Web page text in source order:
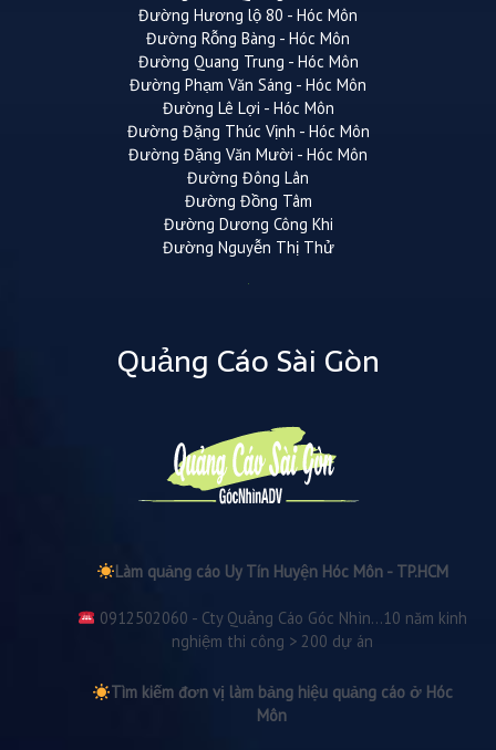
Đường Hương lộ 80 - Hóc Môn
Đường Rỗng Bàng - Hóc Môn
Đường Quang Trung - Hóc Môn
Đường Phạm Văn Sáng - Hóc Môn
Đường Lê Lợi - Hóc Môn
Đường Đặng Thúc Vịnh - Hóc Môn
Đường Đặng Văn Mười - Hóc Môn
Đường Đông Lân
Đường Đồng Tâm
Đường Dương Công Khi
Đường Nguyễn Thị Thử
Quảng Cáo Sài Gòn
Làm quảng cáo Uy Tín Huyện Hóc Môn - TP.HCM
0912502060 - Cty Quảng Cáo Góc Nhìn...10 năm kinh
nghiệm thi công > 200 dự án
Tìm kiếm đơn vị làm bảng hiệu quảng cáo ở Hóc
Môn